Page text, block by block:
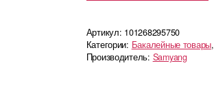
Артикул: 101268295750
Категории: Бакалейные товары,
Производитель: Samyang